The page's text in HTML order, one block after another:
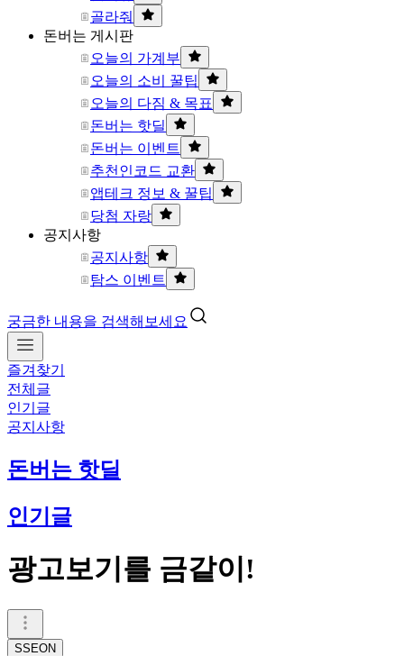
골라줘
돈버는 게시판
오늘의 가계부
오늘의 소비 꿀팁
오늘의 다짐 & 목표
돈버는 핫딜
돈버는 이벤트
추천인코드 교환
앱테크 정보 & 꿀팁
당첨 자랑
공지사항
공지사항
탐스 이벤트
궁금한 내용을 검색해보세요
즐겨찾기
전체글
인기글
공지사항
돈버는 핫딜
인기글
광고보기를 금같이!
SSEON